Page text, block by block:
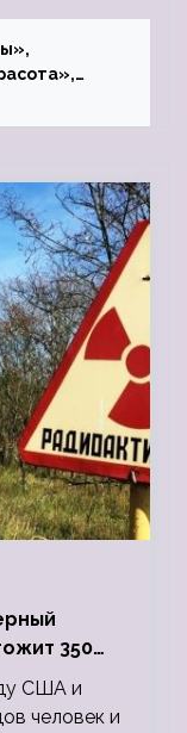
350
США и
человек и